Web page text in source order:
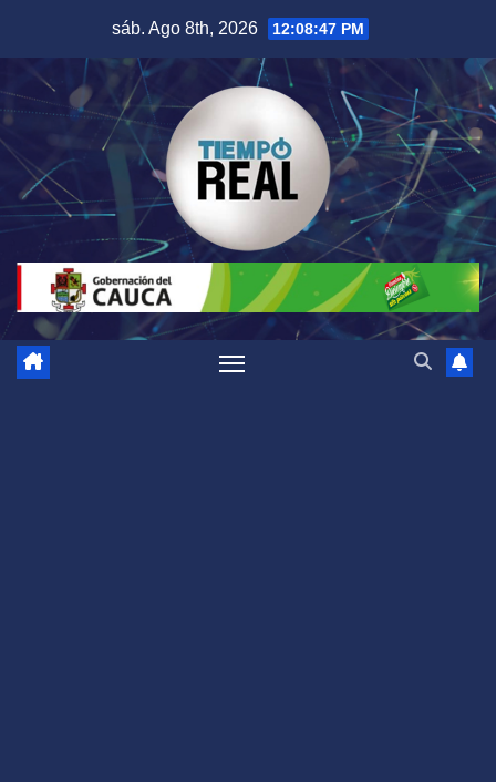
contenido
sáb. Ago 8th, 2026 12:08:47 PM